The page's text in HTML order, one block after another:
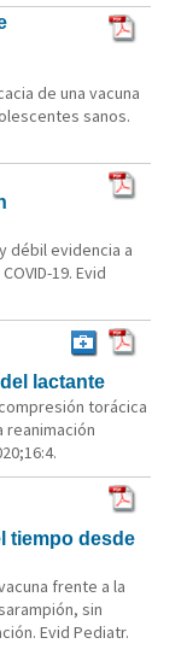
de una vacuna
sanos.
débil evidencia a
19. Evid
lactante
torácica
reanimación
tiempo desde
frente a la
sin
Evid Pediatr.